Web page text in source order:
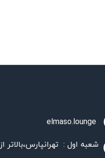
elmaso.lounge
شعبه اول : تهرانپارس،بالاتر